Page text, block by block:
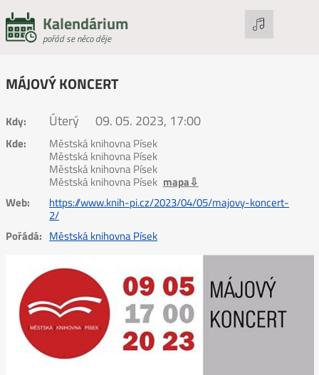
Kalendárium
pořád se něco děje
MÁJOVÝ KONCERT
Kdy: Úterý 09. 05. 2023, 17:00
Kde: Městská knihovna Písek
Městská knihovna Písek
Městská knihovna Písek
Městská knihovna Písek mapa⇩
Web:
https://www.knih-pi.cz/2023/04/05/majovy-koncert-
2/
Pořádá: Městská knihovna Písek